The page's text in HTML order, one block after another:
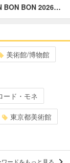
BON BON 2026…
美術館/博物館
ード・モネ
東京都美術館
ワードをもっと見る